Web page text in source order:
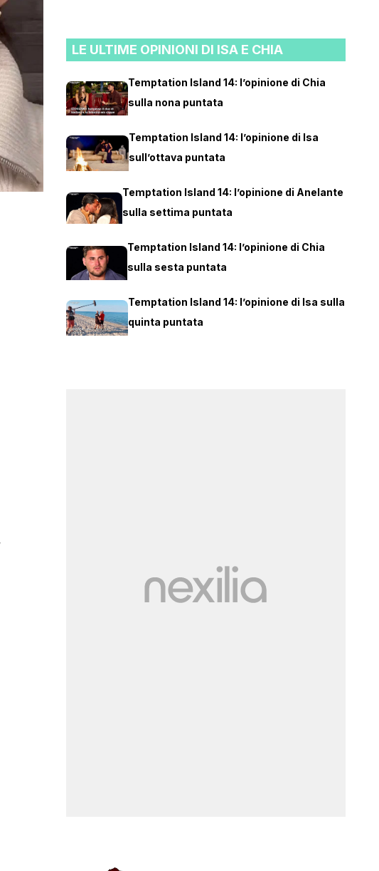
LE ULTIME OPINIONI DI ISA E CHIA
Temptation Island 14: l’opinione di Chia
sulla nona puntata
Temptation Island 14: l’opinione di Isa
sull’ottava puntata
Temptation Island 14: l’opinione di Anelante
sulla settima puntata
Temptation Island 14: l’opinione di Chia
sulla sesta puntata
Temptation Island 14: l’opinione di Isa sulla
quinta puntata